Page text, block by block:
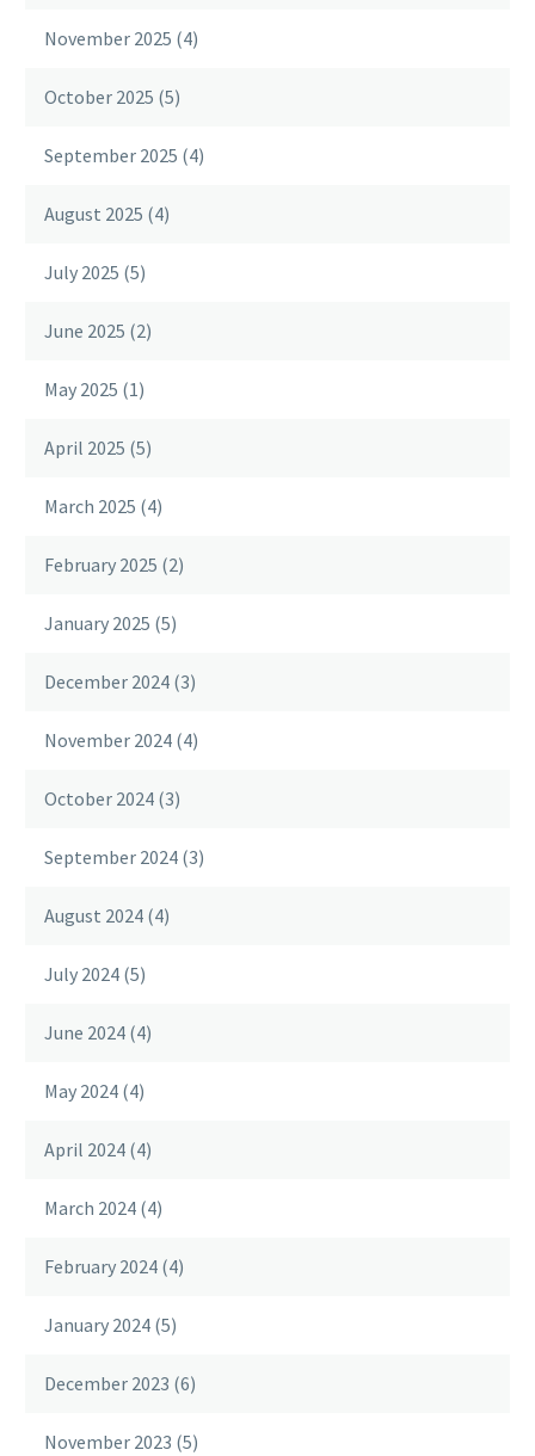
November 2025 (4)
October 2025 (5)
September 2025 (4)
August 2025 (4)
July 2025 (5)
June 2025 (2)
May 2025 (1)
April 2025 (5)
March 2025 (4)
February 2025 (2)
January 2025 (5)
December 2024 (3)
November 2024 (4)
October 2024 (3)
September 2024 (3)
August 2024 (4)
July 2024 (5)
June 2024 (4)
May 2024 (4)
April 2024 (4)
March 2024 (4)
February 2024 (4)
January 2024 (5)
December 2023 (6)
November 2023 (5)